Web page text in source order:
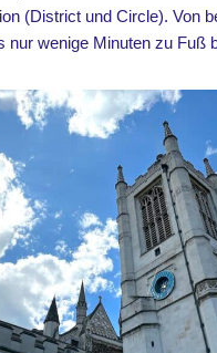
(District und Circle). Von
nur wenige Minuten zu Fuß